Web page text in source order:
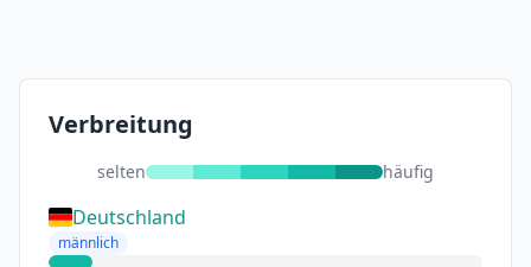
Verbreitung
selten häufig
Deutschland
männlich